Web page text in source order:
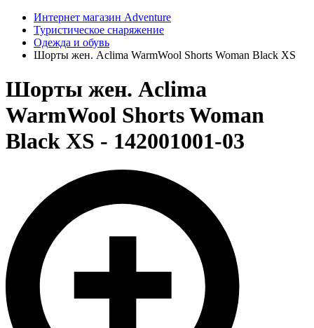
Интернет магазин Adventure
Туристическое снаряжение
Одежда и обувь
Шорты жен. Aclima WarmWool Shorts Woman Black XS
Шорты жен. Aclima
WarmWool Shorts Woman
Black XS - 142001001-03